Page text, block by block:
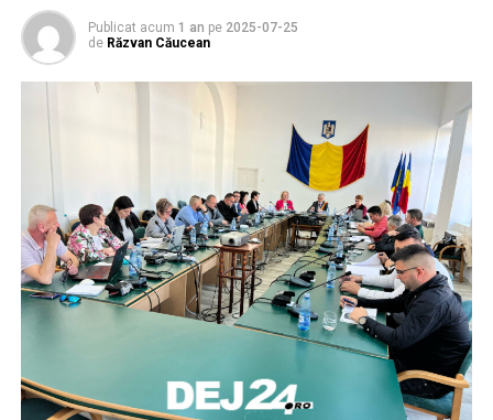
Publicat acum 1 an pe 2025-07-25
de Răzvan Căucean